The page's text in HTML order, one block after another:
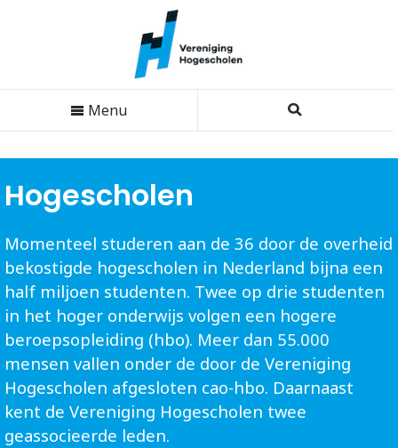
Menu
Hogescholen
Momenteel studeren aan de 36 door de overheid
bekostigde hogescholen in Nederland bijna een
half miljoen studenten. Twee op drie studenten
in het hoger onderwijs volgen een hogere
beroepsopleiding (hbo). Meer dan 55.000
mensen vallen onder de door de Vereniging
Hogescholen afgesloten cao-hbo. Daarnaast
kent de Vereniging Hogescholen twee
geassocieerde leden.